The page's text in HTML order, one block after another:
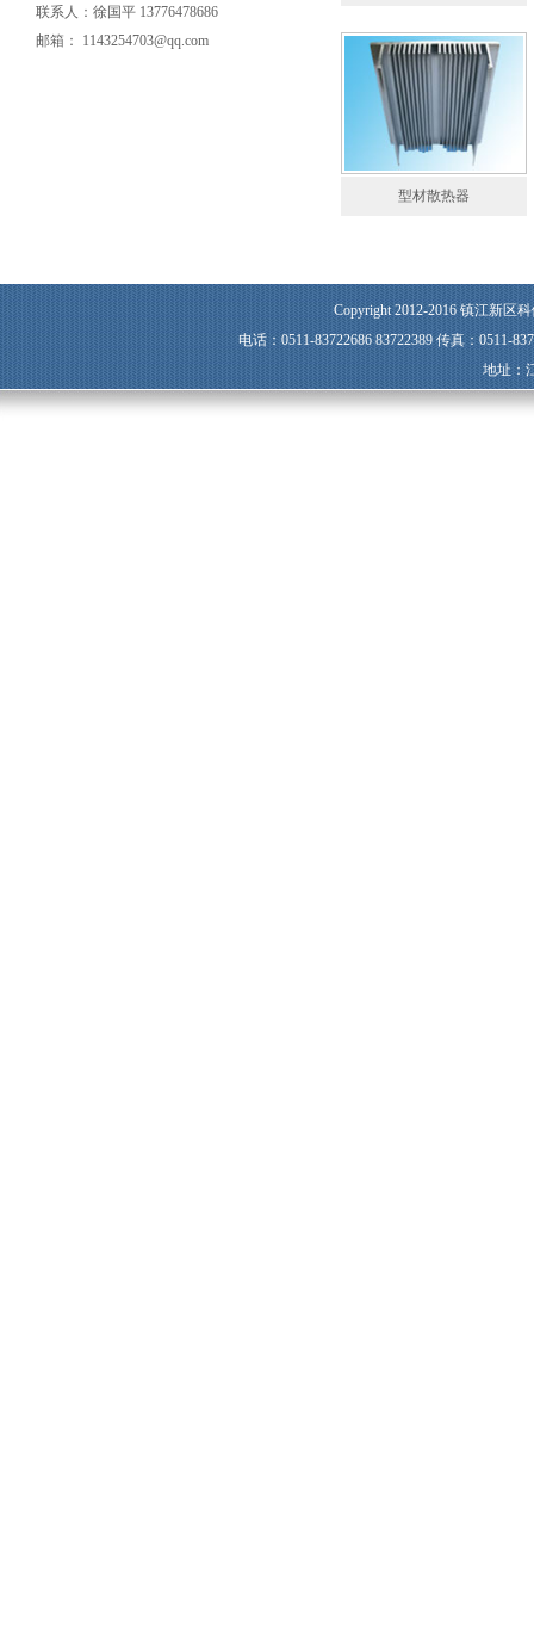
联系人：徐国平 13776478686
邮箱： 1143254703@qq.com
型材散热器
Copyright 2012-2016 镇江新区
电话：0511-83722686 83722389 传真：0511-
地址：